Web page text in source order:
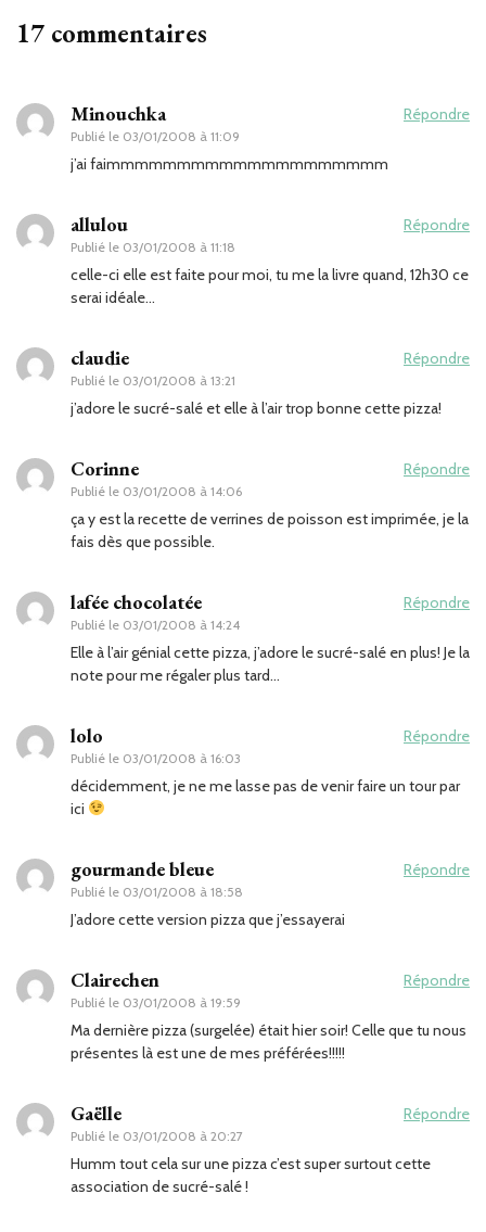
17 commentaires
Minouchka
Publié le 03/01/2008 à 11:09
Répondre
j’ai faimmmmmmmmmmmmmmmmmmmm
allulou
Publié le 03/01/2008 à 11:18
Répondre
celle-ci elle est faite pour moi, tu me la livre quand, 12h30 ce
serai idéale…
claudie
Publié le 03/01/2008 à 13:21
Répondre
j’adore le sucré-salé et elle à l’air trop bonne cette pizza!
Corinne
Publié le 03/01/2008 à 14:06
Répondre
ça y est la recette de verrines de poisson est imprimée, je la
fais dès que possible.
lafée chocolatée
Publié le 03/01/2008 à 14:24
Répondre
Elle à l’air génial cette pizza, j’adore le sucré-salé en plus! Je la
note pour me régaler plus tard…
lolo
Publié le 03/01/2008 à 16:03
Répondre
décidemment, je ne me lasse pas de venir faire un tour par
ici
gourmande bleue
Publié le 03/01/2008 à 18:58
Répondre
J’adore cette version pizza que j’essayerai
Clairechen
Publié le 03/01/2008 à 19:59
Répondre
Ma dernière pizza (surgelée) était hier soir! Celle que tu nous
présentes là est une de mes préférées!!!!!
Gaëlle
Publié le 03/01/2008 à 20:27
Répondre
Humm tout cela sur une pizza c’est super surtout cette
association de sucré-salé !